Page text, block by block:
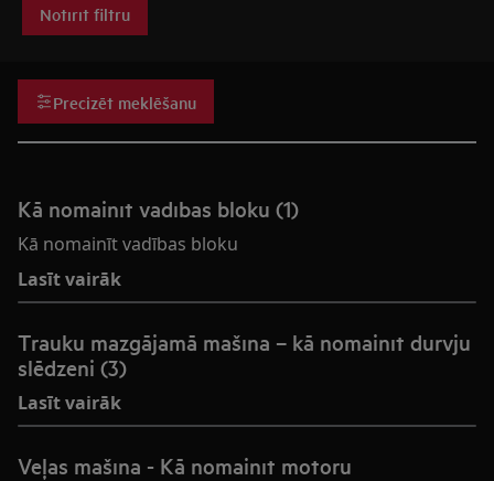
Notīrīt filtru
Precizēt meklēšanu
Kā nomainīt vadības bloku (1)
Kā nomainīt vadības bloku
Lasīt vairāk
Trauku mazgājamā mašīna – kā nomainīt durvju
slēdzeni (3)
Lasīt vairāk
Veļas mašīna - Kā nomainīt motoru